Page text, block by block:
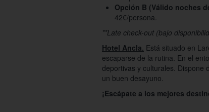
Opción B (Válido noches
42€/persona.
**Late check-out (bajo
Hotel Ancla. Está situado en
escaparse de la rutina. En el
deportivas y culturales. Dispone
un buen desayuno.
¡Escápate a los mejores